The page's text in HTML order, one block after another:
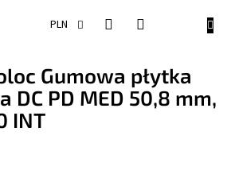
PLN
Gumowa płytka
DC PD MED 50,8 mm,
INT